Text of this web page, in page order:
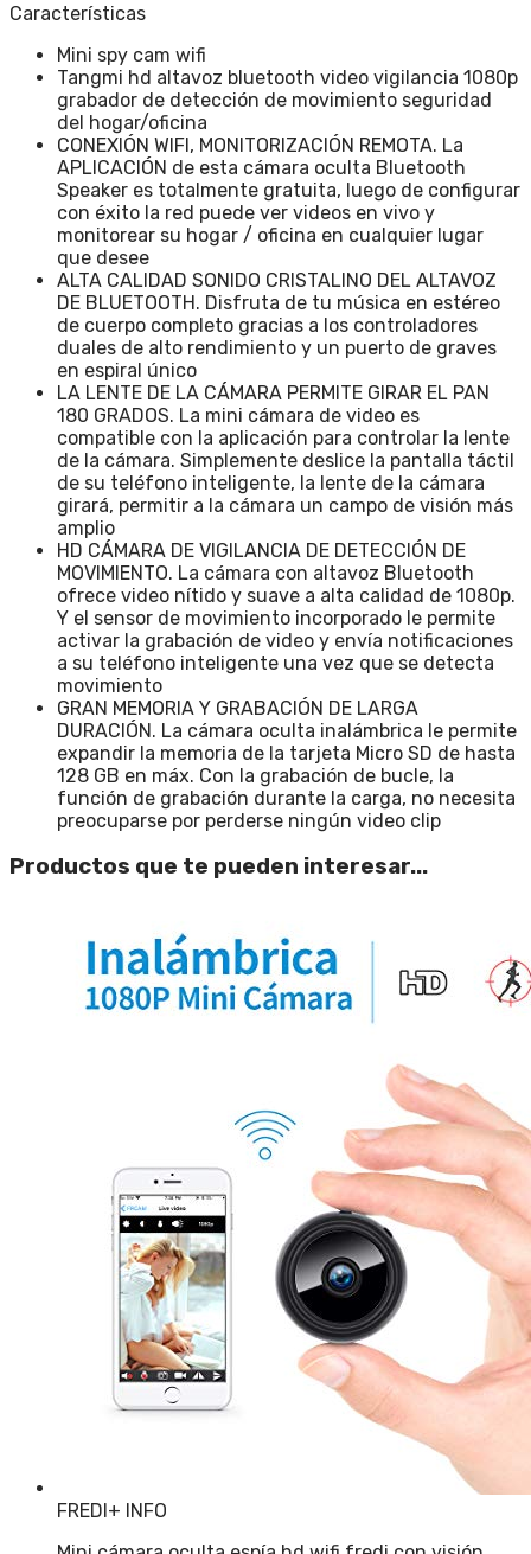
Características
Mini spy cam wifi
Tangmi hd altavoz bluetooth video vigilancia 1080p
grabador de detección de movimiento seguridad
del hogar/oficina
CONEXIÓN WIFI, MONITORIZACIÓN REMOTA. La
APLICACIÓN de esta cámara oculta Bluetooth
Speaker es totalmente gratuita, luego de configurar
con éxito la red puede ver videos en vivo y
monitorear su hogar / oficina en cualquier lugar
que desee
ALTA CALIDAD SONIDO CRISTALINO DEL ALTAVOZ
DE BLUETOOTH. Disfruta de tu música en estéreo
de cuerpo completo gracias a los controladores
duales de alto rendimiento y un puerto de graves
en espiral único
LA LENTE DE LA CÁMARA PERMITE GIRAR EL PAN
180 GRADOS. La mini cámara de video es
compatible con la aplicación para controlar la lente
de la cámara. Simplemente deslice la pantalla táctil
de su teléfono inteligente, la lente de la cámara
girará, permitir a la cámara un campo de visión más
amplio
HD CÁMARA DE VIGILANCIA DE DETECCIÓN DE
MOVIMIENTO. La cámara con altavoz Bluetooth
ofrece video nítido y suave a alta calidad de 1080p.
Y el sensor de movimiento incorporado le permite
activar la grabación de video y envía notificaciones
a su teléfono inteligente una vez que se detecta
movimiento
GRAN MEMORIA Y GRABACIÓN DE LARGA
DURACIÓN. La cámara oculta inalámbrica le permite
expandir la memoria de la tarjeta Micro SD de hasta
128 GB en máx. Con la grabación de bucle, la
función de grabación durante la carga, no necesita
preocuparse por perderse ningún video clip
Productos que te pueden interesar...
FREDI+ INFO